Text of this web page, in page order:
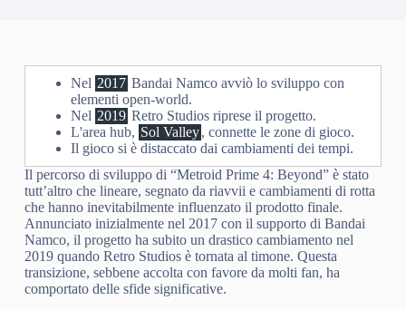
Nel 2017 Bandai Namco avviò lo sviluppo con
elementi open-world.
Nel 2019 Retro Studios riprese il progetto.
L'area hub, Sol Valley, connette le zone di gioco.
Il gioco si è distaccato dai cambiamenti dei tempi.
Il percorso di sviluppo di “Metroid Prime 4: Beyond” è stato
tutt’altro che lineare, segnato da riavvii e cambiamenti di rotta
che hanno inevitabilmente influenzato il prodotto finale.
Annunciato inizialmente nel 2017 con il supporto di Bandai
Namco, il progetto ha subito un drastico cambiamento nel
2019 quando Retro Studios è tornata al timone. Questa
transizione, sebbene accolta con favore da molti fan, ha
comportato delle sfide significative.